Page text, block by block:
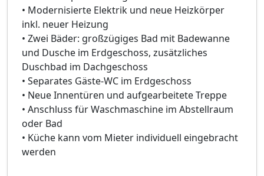
• Modernisierte Elektrik und neue Heizkörper
inkl. neuer Heizung
• Zwei Bäder: großzügiges Bad mit Badewanne
und Dusche im Erdgeschoss, zusätzliches
Duschbad im Dachgeschoss
• Separates Gäste-WC im Erdgeschoss
• Neue Innentüren und aufgearbeitete Treppe
• Anschluss für Waschmaschine im Abstellraum
oder Bad
• Küche kann vom Mieter individuell eingebracht
werden